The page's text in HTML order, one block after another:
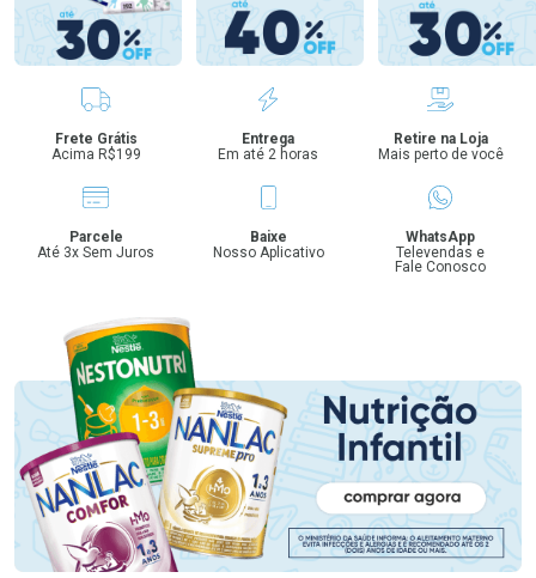
Benefícios
Frete Grátis
Acima R$199
Entrega
Em até 2 horas
Retire na Loja
Mais perto de você
Parcele
Até 3x Sem Juros
Baixe
Nosso Aplicativo
WhatsApp
Televendas e
Fale Conosco